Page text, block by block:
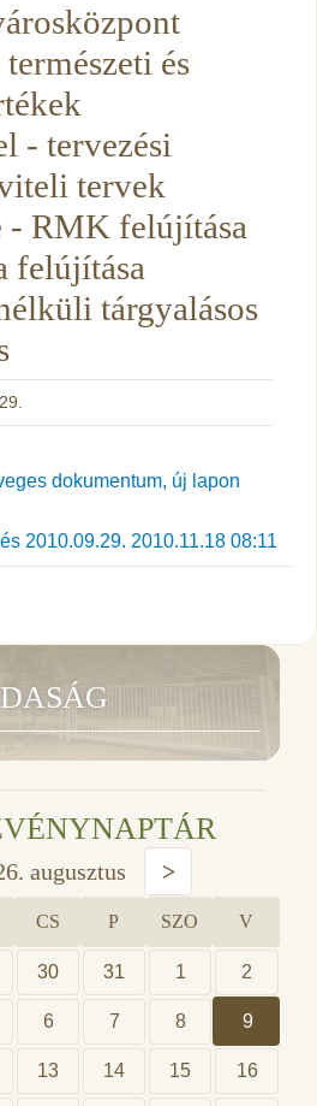
és
- tervezési
tervek
- RMK felújítása
felújítása
tárgyalásos
2010.09.29. 2010.11.18 08:11
augusztus >
CS P SZO V
30 31 1 2
6 7 8 9
13 14 15 16